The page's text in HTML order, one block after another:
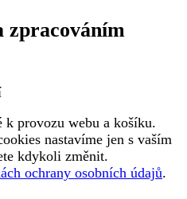
zpracováním
k provozu webu a košíku.
nastavíme jen s vaším
kdykoli změnit.
ochrany osobních údajů.